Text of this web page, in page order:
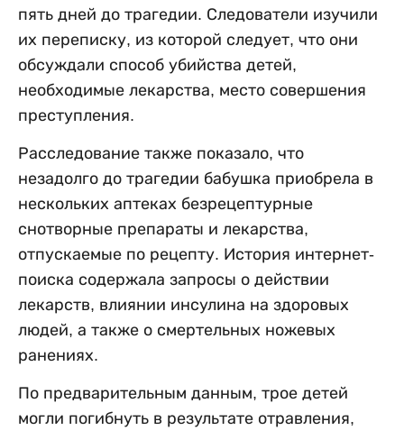
пять дней до трагедии. Следователи изучили
их переписку, из которой следует, что они
обсуждали способ убийства детей,
необходимые лекарства, место совершения
преступления.
Расследование также показало, что
незадолго до трагедии бабушка приобрела в
нескольких аптеках безрецептурные
снотворные препараты и лекарства,
отпускаемые по рецепту. История интернет-
поиска содержала запросы о действии
лекарств, влиянии инсулина на здоровых
людей, а также о смертельных ножевых
ранениях.
По предварительным данным, трое детей
могли погибнуть в результате отравления,